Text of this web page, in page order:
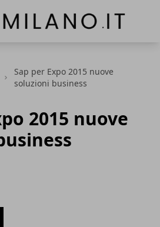
Sap per Expo 2015 nuove
soluzioni business
2015 nuove